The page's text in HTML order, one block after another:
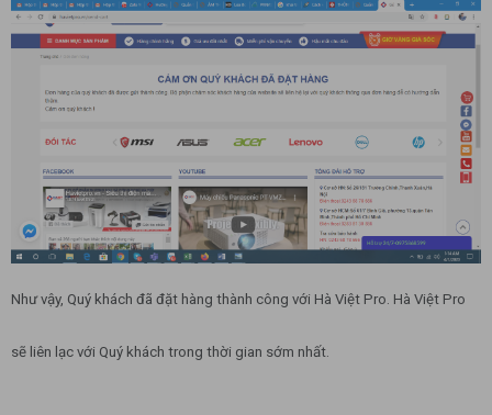
Như vậy, Quý khách đã đặt hàng thành công với Hà Việt Pro. Hà Việt Pro
sẽ liên lạc với Quý khách trong thời gian sớm nhất.